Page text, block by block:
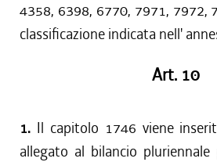
4358, 6398, 6770, 7971, 7972,
classificazione indicata nell'
Art. 10
1. Il capitolo 1746 viene
allegato al bilancio